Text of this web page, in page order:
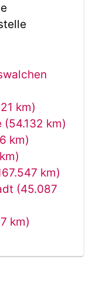
km)
km)
km)
km)
(45.087
km)